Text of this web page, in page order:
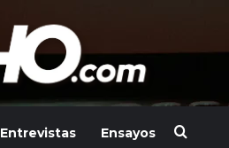
Entrevistas Ensayos